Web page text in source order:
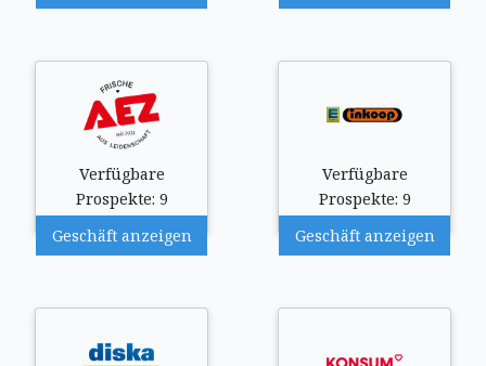
Verfügbare
Prospekte: 9
Geschäft anzeigen
Verfügbare
Prospekte: 9
Geschäft anzeigen